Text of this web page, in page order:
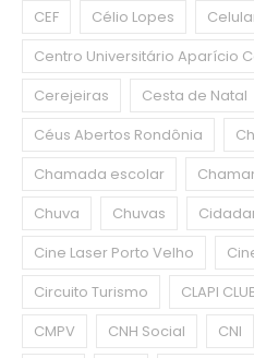
CEF
Célio Lopes
Centro Universitário Aparício
Cerejeiras
Cesta de Natal
Céus Abertos Rondônia
Chamada escolar
Chuva
Chuvas
Cine Laser Porto Velho
Circuito Turismo
CLAPI
CMPV
CNH Social CNI